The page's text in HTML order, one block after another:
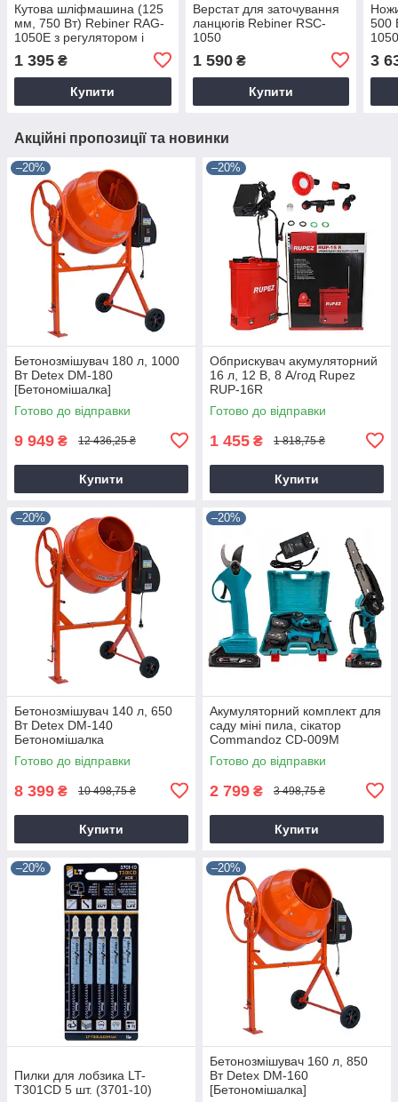
Кутова шліфмашина (125
мм, 750 Вт) Rebiner RAG-
1050E з регулятором і
1 395 ₴
Купити
Верстат для заточування
ланцюгів Rebiner RSC-
1050
1 590₴
Купити
500
3
Акційні пропозиції та новинки
–20%
Бетонозмішувач 180 л, 1000
Вт Detex DM-180
[Бетономішалка]
Готово до відправки
9 949 ₴ 12 436,25 ₴
Купити
–20%
Обприскувач акумуляторний
16 л, 12 В, 8 А/год Rupez
RUP-16R
Готово до відправки
1 455 ₴ 1 818,75 ₴
Купити
–20%
Бетонозмішувач 140 л, 650
Вт Detex DM-140
Бетономішалка
Готово до відправки
8 399 ₴ 10 498,75 ₴
Купити
–20%
Акумуляторний комплект для
саду міні пила, сікатор
Commandoz CD-009M
Готово до відправки
2 799 ₴ 3 498,75 ₴
Купити
–20%
Пилки для лобзика LT-
T301CD 5 шт. (3701-10)
–20%
Бетонозмішувач 160 л, 850
Вт Detex DM-160
[Бетономішалка]